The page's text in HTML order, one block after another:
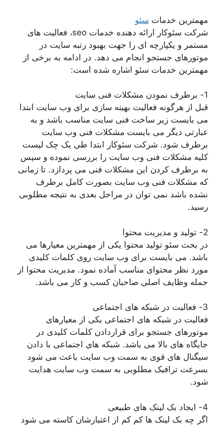
مهمترین خدمات سئو
شرکت سئوکار ارائه دهنده خدمات seo، فعالیت های
مستمر و یکپارچه ای را جهت بهبود رتبه سایت در
موتورهای جستجو انجام می دهد. در ادامه به برخی از
مهمترین خدمات سئو اشاره شده است:
1- برطرف نمودن مشکلات فنی سایت
قبل از هرگونه فعالیت بهینه سازی برای وب سایت ابتدا
می بایست زیر ساخت فنی سایت مناسب باشد و به
عبارتی دیگر می بایست مشکلات فنی وب سایت
برطرف شود. شرکت سئوکار ابتدا طی یک چک لیست
کلیه مشکلات فنی وب سایت را بررسی نموده و سپس
به برطرف کردن این مشکلات فنی می پردازد. تا زمانی
که مشکلات فنی وب سایت بصورت کامل برطرف
نشده باشد نمی توان در مراحل بعدی به نتیجه مطلوبی
رسید.
2- تولید و مدیریت محتوا
در بحث سئو تولید محتوا یکی از مهمترین معیارها می
باشد. می بایست برای وب سایت روی کلمات کلیدی
مورد نظر محتوای مناسب آماده نمود. مدیریت محتوا از
جمله وظایف اصلی صاحبان کسب و کار می باشد.
3- فعالیت در شبکه های اجتماعی
فعالیت در شبکه های اجتماعی یکی از معیارهای
موتورهای جستجو برای قراردادن کلمات کلیدی در
جایگاه های بالا می باشد. شبکه های اجتماعی با دادن
سیگنال های قوی به سمت وب سایت باعث می شود
بسرعت ترافیک مطلوبی به سمت وب سایت هدایت
شود.
4- ایجاد بک لینک های طبیعی
اگر چه بک لینک ها کم کم از اعتبارشان کاسته می شود